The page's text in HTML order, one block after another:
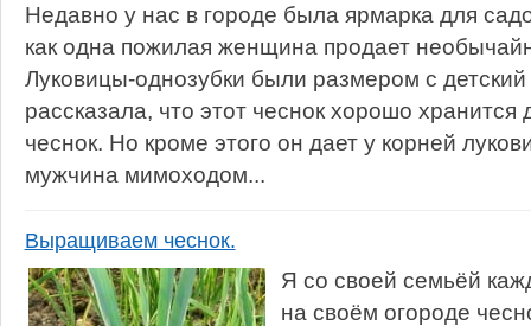
Недавно у нас в городе была ярмарка для
как одна пожилая женщина продает
Луковицы-однозубки были размером с
рассказала, что этот чеснок хорошо хранится
чеснок. Но кроме этого он дает у корней
мужчина мимоходом...
Выращиваем чеснок.
Я со своей семьёй
на своём огороде